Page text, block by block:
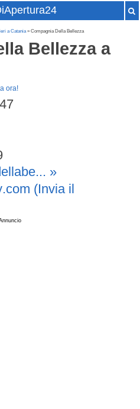
a Catania» Compagnia Della Bellezza
Bellezzaa
ora!
»
.com (Invia il